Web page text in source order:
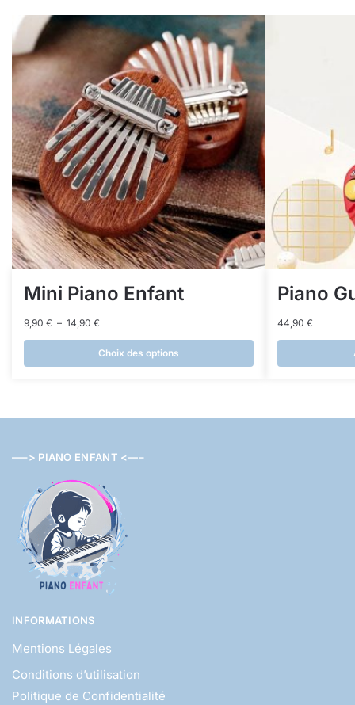
Mini Piano Enfant
9,90 € – 14,90 €
Choix des options
Piano
44,90 €
—–> PIANO ENFANT <—–
INFORMATIONS
Mentions Légales
Conditions d’utilisation
Politique de Confidentialité